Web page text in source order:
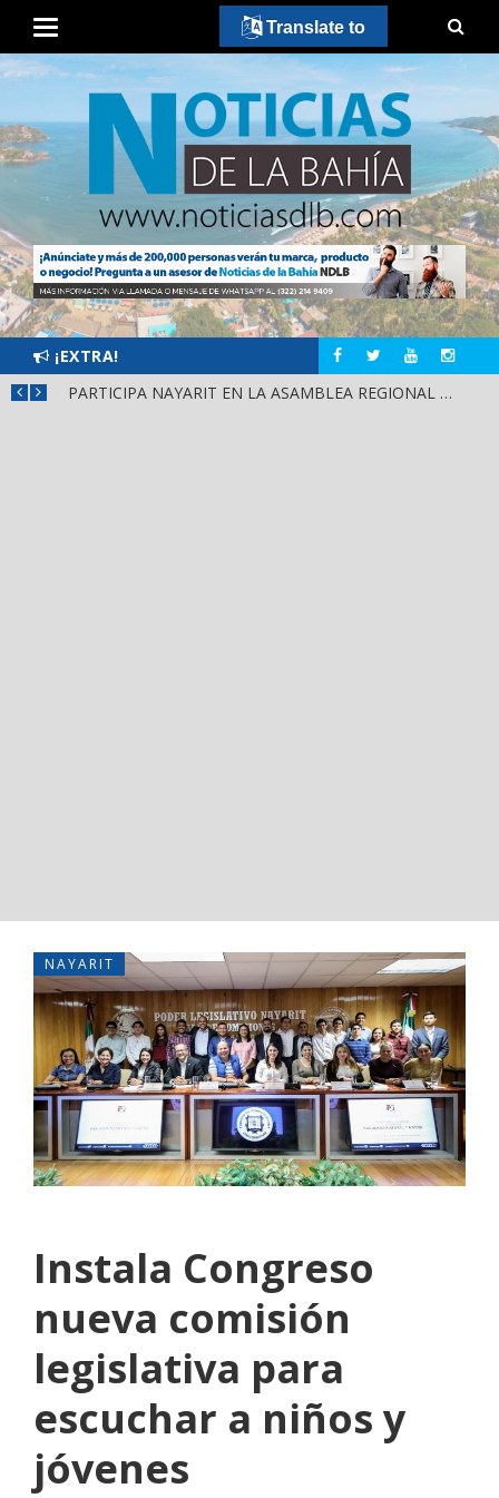
¡EXTRA!
PARTICIPA NAYARIT EN LA ASAMBLEA REGIONAL DE CONSULTA PARA LA LEY DE DERECHOS INDÍGENAS Y AFROMEXICANOS
NAYARIT
Instala Congreso
nueva comisión
legislativa para
escuchar a niños y
jóvenes
Translate to